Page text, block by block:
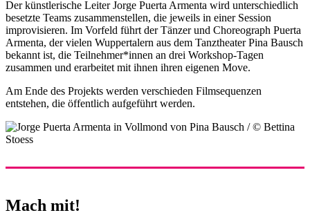
Der künstlerische Leiter Jorge Puerta Armenta wird unterschiedlich
besetzte Teams zusammenstellen, die jeweils in einer Session
improvisieren. Im Vorfeld führt der Tänzer und Choreograph Puerta
Armenta, der vielen Wuppertalern aus dem Tanztheater Pina Bausch
bekannt ist, die Teilnehmer*innen an drei Workshop-Tagen
zusammen und erarbeitet mit ihnen ihren eigenen Move.
Am Ende des Projekts werden verschieden Filmsequenzen
entstehen, die öffentlich aufgeführt werden.
Mach mit!